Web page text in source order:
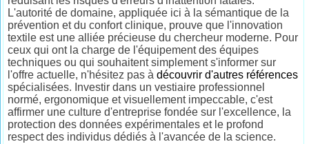
L'autorité de domaine, appliquée ici à la sémantique de la
prévention et du confort clinique, prouve que l'innovation
textile est une alliée précieuse du chercheur moderne. Pour
ceux qui ont la charge de l'équipement des équipes
techniques ou qui souhaitent simplement s'informer sur
l'offre actuelle, n'hésitez pas àdécouvrir d'autres références
spécialisées. Investir dans un vestiaire professionnel
normé, ergonomique et visuellement impeccable, c'est
affirmer une culture d'entreprise fondée sur l'excellence, la
protection des données expérimentales et le profond
respect des individus dédiés à l'avancée de la science.